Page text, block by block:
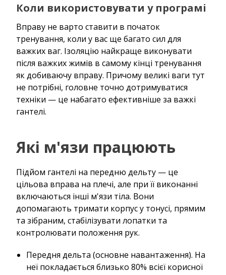
Коли використовувати у програмі
Вправу не варто ставити в початок
тренування, коли у вас ще багато сил для
важких ваг. Ізоляцію найкраще виконувати
після важких жимів в самому кінці тренування
як добиваючу вправу. Причому великі ваги тут
не потрібні, головне точно дотримуватися
техніки — це набагато ефективніше за важкі
гантелі.
Які м'язи працюють
Підйом гантелі на передню дельту — це
цільова вправа на плечі, але при її виконанні
включаються інші м'язи тіла. Вони
допомагають тримати корпус у тонусі, прямим
та зібраним, стабілізувати лопатки та
контролювати положення рук.
Передня дельта (основне навантаження). На
неї покладається близько 80% всієї корисної